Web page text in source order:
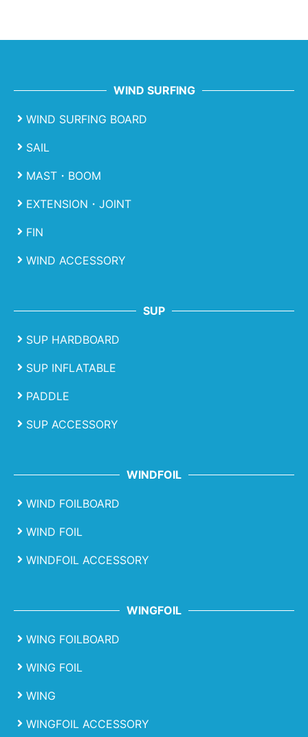
WIND SURFING
WIND SURFING BOARD
SAIL
MAST・BOOM
EXTENSION・JOINT
FIN
WIND ACCESSORY
SUP
SUP HARDBOARD
SUP INFLATABLE
PADDLE
SUP ACCESSORY
WINDFOIL
WIND FOILBOARD
WIND FOIL
WINDFOIL ACCESSORY
WINGFOIL
WING FOILBOARD
WING FOIL
WING
WINGFOIL ACCESSORY